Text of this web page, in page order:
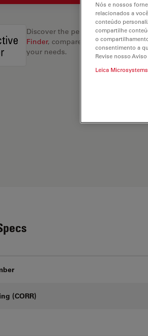
Discover the perfect solution.
Finder, compare alternatives, and
your needs.
(CORR)
Nós e nossos
relacionados a
conteúdo
compartilhe
o
consentimento a
Revise nosso
Leica